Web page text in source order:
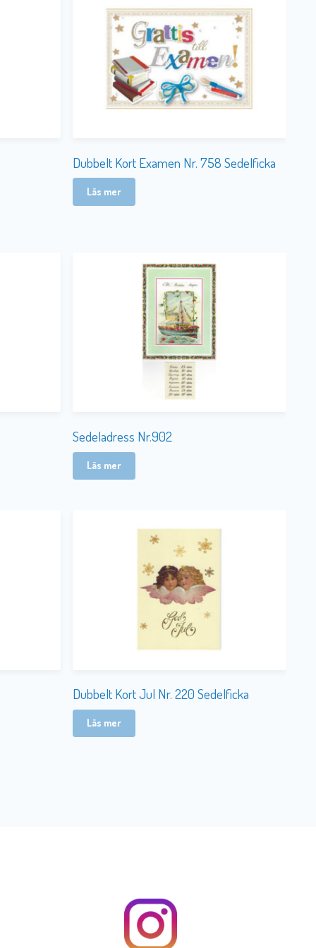
Dubbelt Kort Examen Nr. 758 Sedelficka
Läs mer
Sedeladress Nr.902
Läs mer
Dubbelt Kort Jul Nr. 220 Sedelficka
Läs mer